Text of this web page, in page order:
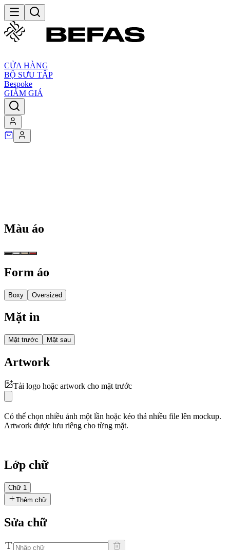
CỬA HÀNG
BỘ SƯU TẬP
Bespoke
GIẢM GIÁ
Màu áo
Form áo
Boxy Oversized
Mặt in
Mặt trước Mặt sau
Artwork
Tải logo hoặc artwork cho mặt trước
Có thể chọn nhiều ảnh một lần hoặc kéo thả nhiều file lên mockup.
Artwork được lưu riêng cho từng mặt.
Lớp chữ
Chữ 1
Thêm chữ
Sửa chữ